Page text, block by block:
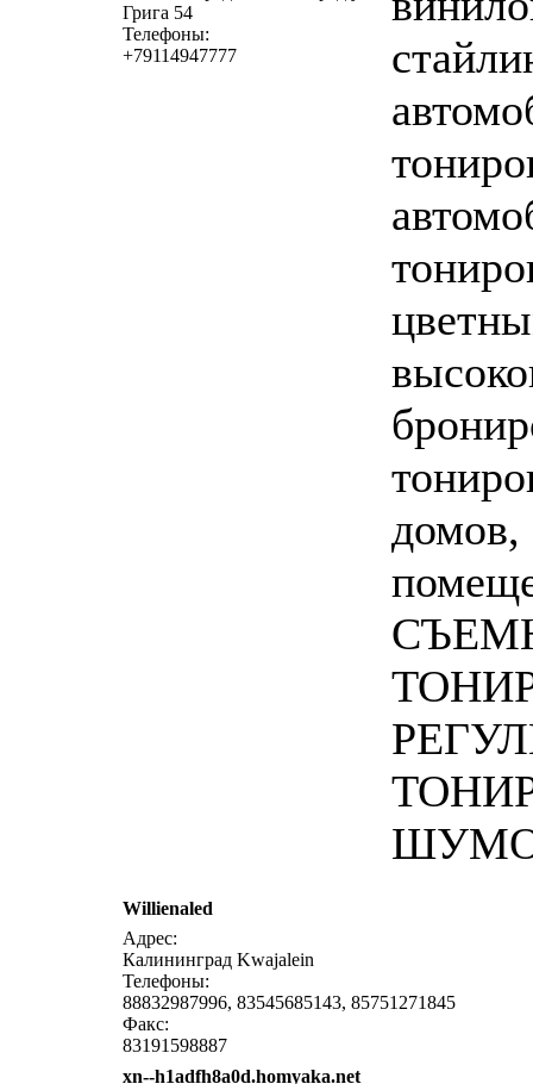
Грига 54
Телефоны:
+79114947777
Willienaled
Адрес:
Калининград Kwajalein
Телефоны:
88832987996, 83545685143, 85751271845
Факс:
83191598887
xn--h1adfh8a0d.homyaka.net